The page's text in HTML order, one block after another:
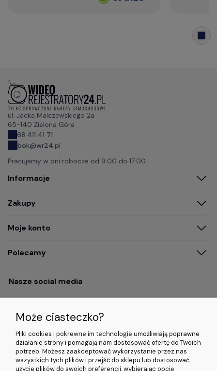
ul. Jacka Malczewskiego 2a
65-140 Zielona Góra
68 411 41 71
bok@wr24.pl
Pracujemy w dni robocze od 9:00 do 17:00
Informacje
Zakupy
Moje konto
Polecamy
Nasze social media
Opinie i wyróżnienia
5.0/5.0 (5000+
opinii)
5.0/5.0 (5000+
opinii)
4.9/5.0 (120+
opinii)
Może ciasteczko?
Pliki cookies i pokrewne im technologie umożliwiają poprawne
działanie strony i pomagają nam dostosować ofertę do Twoich
potrzeb. Możesz zaakceptować wykorzystanie przez nas
wszystkich tych plików i przejść do sklepu lub dostosować
użycie plików do swoich preferencji, wybierając opcję